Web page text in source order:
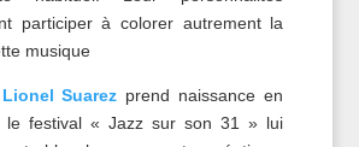
participer à colorer autrement la
musique
Lionel Suarez prend naissance en
le festival « Jazz sur son 31 » lui